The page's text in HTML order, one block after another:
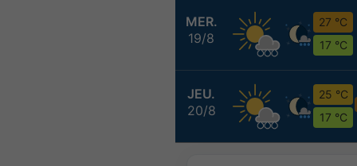
MER.
19/8
27 °C
17 °C
JEU.
20/8
25 °C
17 °C